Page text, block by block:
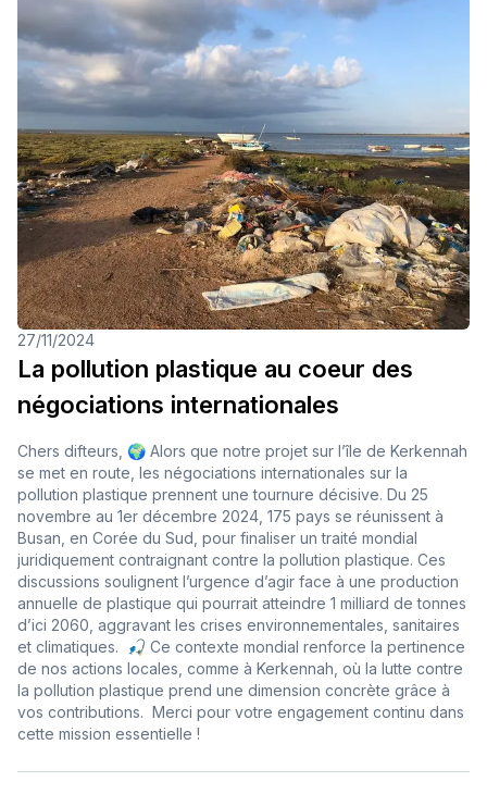
27/11/2024
La pollution plastique au coeur des
négociations internationales
Chers difteurs, 🌍 Alors que notre projet sur l’île de Kerkennah
se met en route, les négociations internationales sur la
pollution plastique prennent une tournure décisive. Du 25
novembre au 1er décembre 2024, 175 pays se réunissent à
Busan, en Corée du Sud, pour finaliser un traité mondial
juridiquement contraignant contre la pollution plastique. Ces
discussions soulignent l’urgence d’agir face à une production
annuelle de plastique qui pourrait atteindre 1 milliard de tonnes
d’ici 2060, aggravant les crises environnementales, sanitaires
et climatiques. 🎣 Ce contexte mondial renforce la pertinence
de nos actions locales, comme à Kerkennah, où la lutte contre
la pollution plastique prend une dimension concrète grâce à
vos contributions. Merci pour votre engagement continu dans
cette mission essentielle !